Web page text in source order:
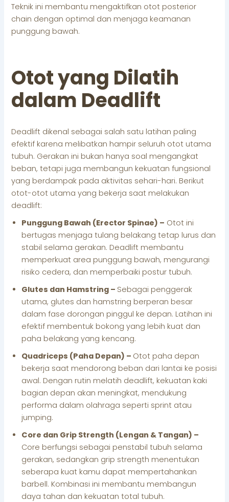
Teknik ini membantu mengaktifkan otot posterior
chain dengan optimal dan menjaga keamanan
punggung bawah.
Otot yang Dilatih
dalam Deadlift
Deadlift dikenal sebagai salah satu latihan paling
efektif karena melibatkan hampir seluruh otot utama
tubuh. Gerakan ini bukan hanya soal mengangkat
beban, tetapi juga membangun kekuatan fungsional
yang berdampak pada aktivitas sehari-hari. Berikut
otot-otot utama yang bekerja saat melakukan
deadlift:
Punggung Bawah (Erector Spinae) – Otot ini
bertugas menjaga tulang belakang tetap lurus dan
stabil selama gerakan. Deadlift membantu
memperkuat area punggung bawah, mengurangi
risiko cedera, dan memperbaiki postur tubuh.
Glutes dan Hamstring – Sebagai penggerak
utama, glutes dan hamstring berperan besar
dalam fase dorongan pinggul ke depan. Latihan ini
efektif membentuk bokong yang lebih kuat dan
paha belakang yang kencang.
Quadriceps (Paha Depan) – Otot paha depan
bekerja saat mendorong beban dari lantai ke posisi
awal. Dengan rutin melatih deadlift, kekuatan kaki
bagian depan akan meningkat, mendukung
performa dalam olahraga seperti sprint atau
jumping.
Core dan Grip Strength (Lengan & Tangan) –
Core berfungsi sebagai penstabil tubuh selama
gerakan, sedangkan grip strength menentukan
seberapa kuat kamu dapat mempertahankan
barbell. Kombinasi ini membantu membangun
daya tahan dan kekuatan total tubuh.